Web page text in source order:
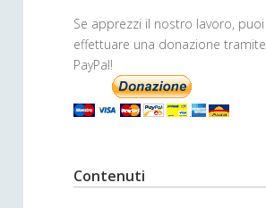
Se apprezzi il nostro lavoro, puoi
effettuare una donazione tramite
PayPal!
Contenuti